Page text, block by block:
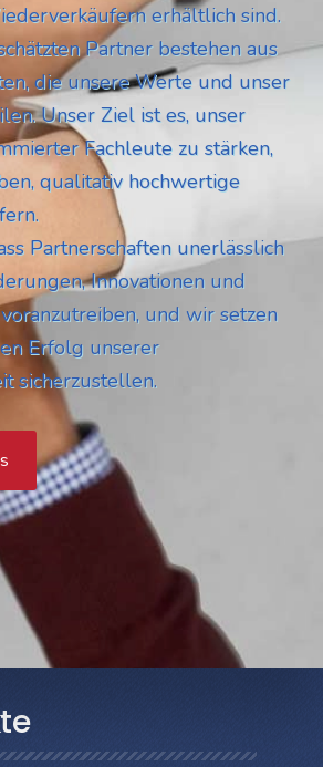
erhältlich sind.
Partner bestehen aus
die unsere Werte und unser
Unser Ziel ist es, unser
Fachleute zu stärken,
qualitativ hochwertige
Partnerschaften unerlässlich
Innovationen und
und wir setzen
Erfolg unserer
sicherzustellen.